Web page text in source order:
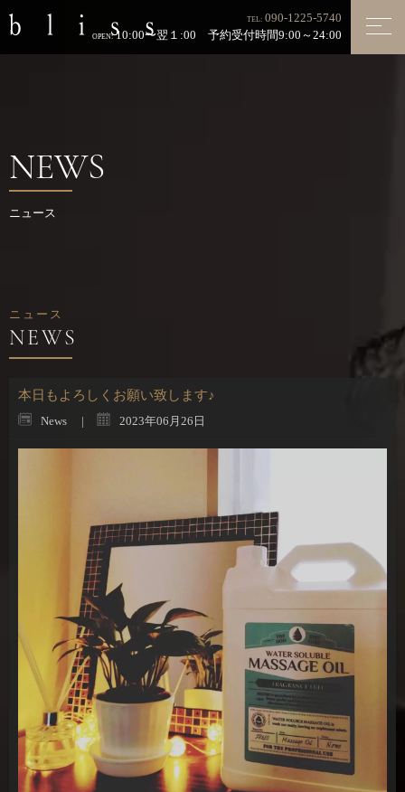
TEL: 090-1225-5740
OPEN:10:00〜翌１:00 予約受付時間9:00～24:00
NEWS
ニュース
ニュース
本日もよろしくお願い致します♪
News 2023年06月26日